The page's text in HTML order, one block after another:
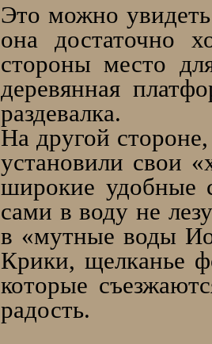
Это можно
она достаточно
стороны место
деревянная
раздевалка.
На другой
установили свои
широкие удобные
сами в воду не
в «мутные воды
Крики, щелканье
которые
радость.